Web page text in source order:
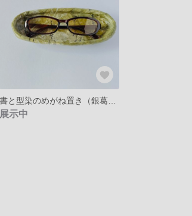
展示中